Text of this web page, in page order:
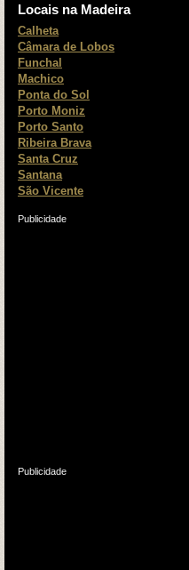
Locais na Madeira
Calheta
Câmara de Lobos
Funchal
Machico
Ponta do Sol
Porto Moniz
Porto Santo
Ribeira Brava
Santa Cruz
Santana
São Vicente
Publicidade
Publicidade